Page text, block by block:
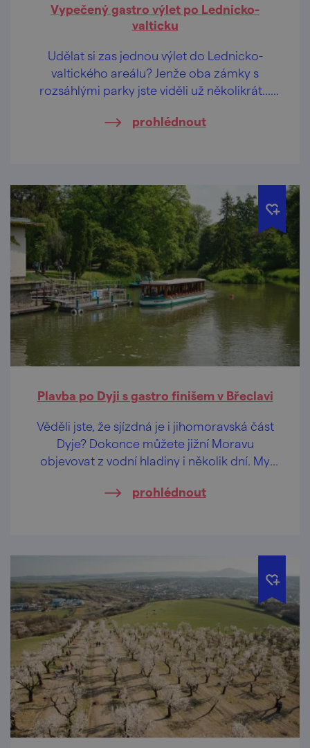
Vypečený gastro výlet po Lednicko-
valticku
Udělat si zas jednou výlet do Lednicko-
valtického areálu? Jenže oba zámky s
rozsáhlými parky jste viděli už několikrát...
letohrádky ukryté v lesích a mezi rybníky? A
prohlédnout
Plavba po Dyji s gastro finišem v Břeclavi
Věděli jste, že sjízdná je i jihomoravská část
Dyje? Dokonce můžete jižní Moravu
objevovat z vodní hladiny i několik dní. My
Břeclavi, kde budete finišovat parádními
prohlédnout